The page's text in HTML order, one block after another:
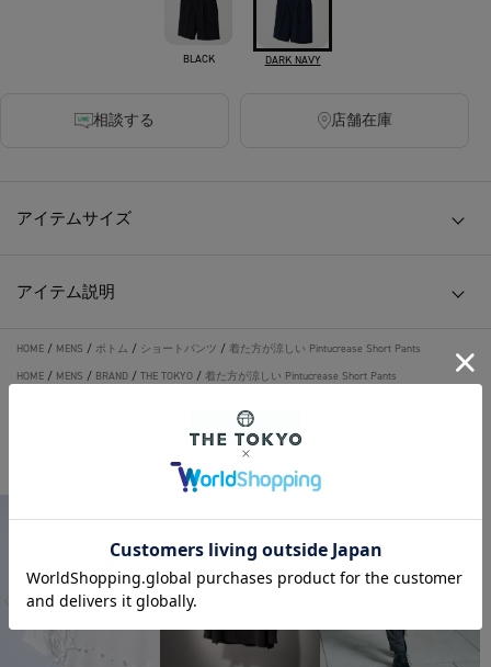
BLACK DARK NAVY
相談する 店舗在庫
アイテムサイズ
アイテム説明
HOME / MENS / ボトム / ショートパンツ / 着た方が涼しい Pintucrease Short Pants
HOME / MENS / BRAND / THE TOKYO / 着た方が涼しい Pintucrease Short Pants
THE TOKYO ORIGINAL ITEMS